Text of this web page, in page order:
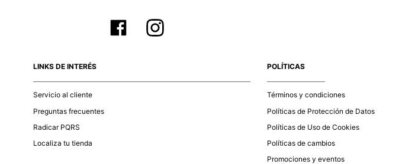
LINKS DE INTERÉS
Servicio al cliente
Preguntas frecuentes
Radicar PQRS
Localiza tu tienda
POLÍTICAS
Términos y condiciones
Políticas de Protección de Datos
Políticas de Uso de Cookies
Políticas de cambios
Promociones y eventos